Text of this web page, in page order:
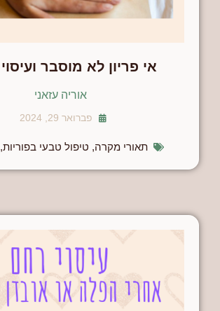
אי פריון לא מוסבר
אוריה עזאני
פברואר 29, 2024
תאורי מקרה, טיפול טבעי בפוריות